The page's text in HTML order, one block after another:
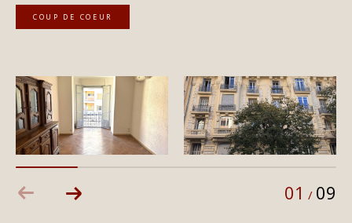
COUP DE COEUR
01 / 09